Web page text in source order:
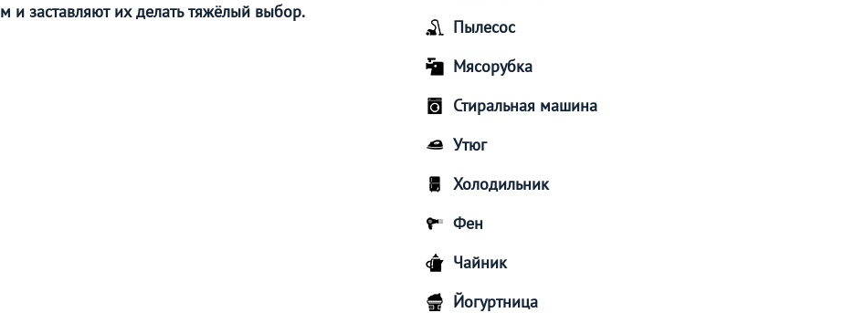
заставляют их делать тяжёлый выбор.
Пылесос
Мясорубка
Стиральная машина
Утюг
Холодильник
Фен
Чайник
Йогуртница